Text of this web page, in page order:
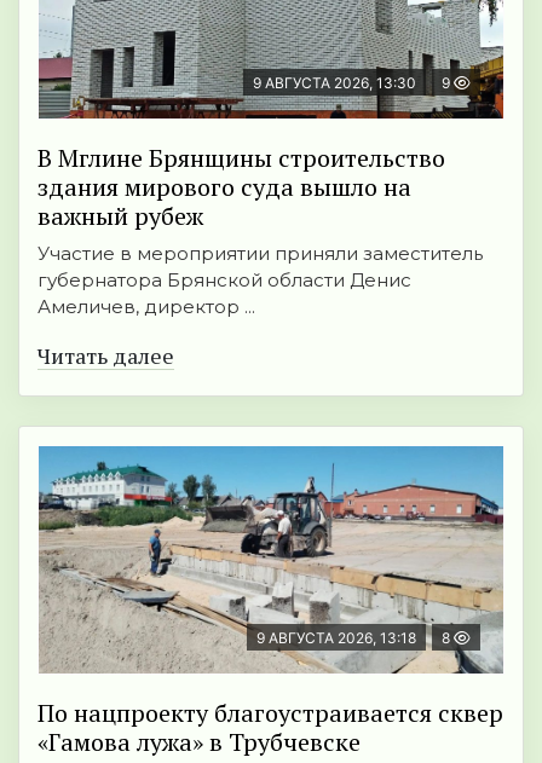
9 АВГУСТА 2026, 13:30 9
В Мглине Брянщины строительство
здания мирового суда вышло на
важный рубеж
Участие в мероприятии приняли заместитель
губернатора Брянской области Денис
Амеличев, директор ...
Читать далее
9 АВГУСТА 2026, 13:18 8
По нацпроекту благоустраивается сквер
«Гамова лужа» в Трубчевске